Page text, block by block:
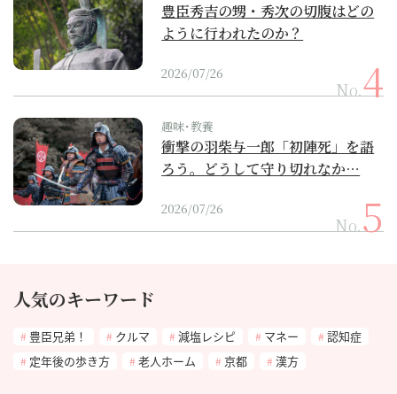
豊臣秀吉の甥・秀次の切腹はどの
ように行われたのか？
2026/07/26
No.
趣味･教養
衝撃の羽柴与一郎「初陣死」を語
ろう。どうして守り切れなか…
2026/07/26
No.
人気のキーワード
豊臣兄弟！ クルマ 減塩レシピ マネー
認知症
定年後の歩き方
老人ホーム 京都 漢方